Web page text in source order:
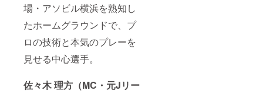
場・アソビル横浜を熟知し
たホームグラウンドで、プ
ロの技術と本気のプレーを
見せる中心選手。
佐々木 理方（MC・元Jリー